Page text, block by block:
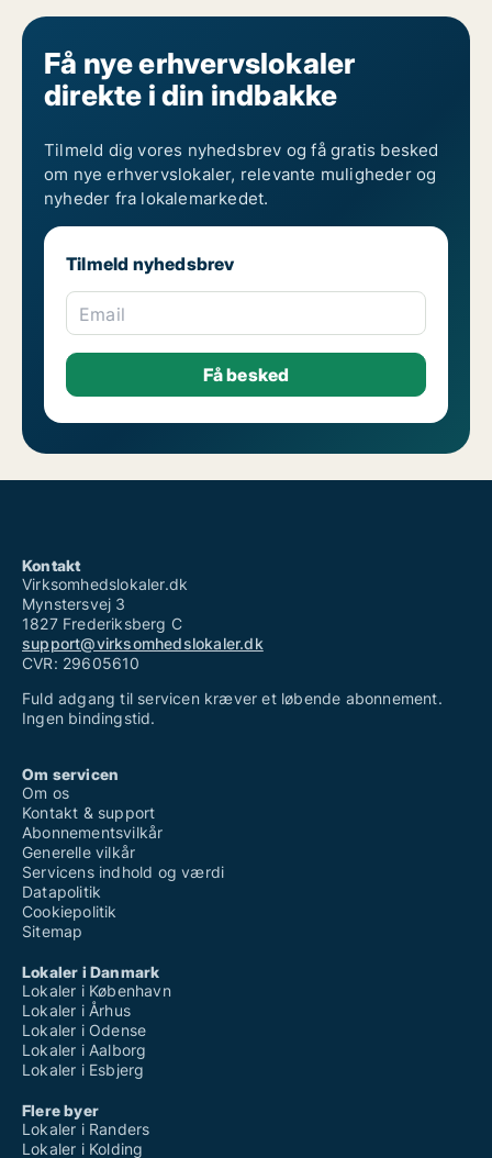
Få nye erhvervslokaler
direkte i din indbakke
Tilmeld dig vores nyhedsbrev og få gratis besked
om nye erhvervslokaler, relevante muligheder og
nyheder fra lokalemarkedet.
Tilmeld nyhedsbrev
Email
Kontakt
Virksomhedslokaler.dk
Mynstersvej 3
1827 Frederiksberg C
support@virksomhedslokaler.dk
CVR: 29605610
Fuld adgang til servicen kræver et løbende abonnement.
Ingen bindingstid.
Om servicen
Om os
Kontakt & support
Abonnementsvilkår
Generelle vilkår
Servicens indhold og værdi
Datapolitik
Cookiepolitik
Sitemap
Lokaler i Danmark
Lokaler i København
Lokaler i Århus
Lokaler i Odense
Lokaler i Aalborg
Lokaler i Esbjerg
Flere byer
Lokaler i Randers
Lokaler i Kolding